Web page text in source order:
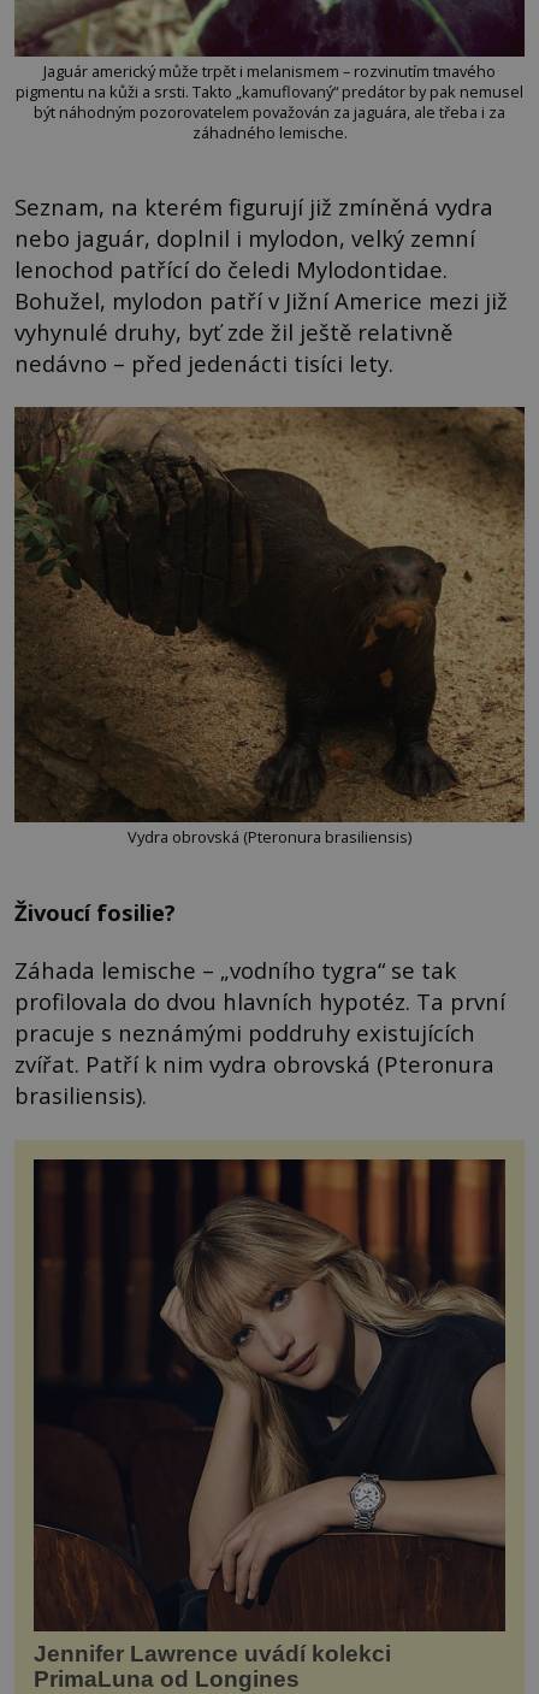
Jaguár americký může trpět i melanismem – rozvinutím tmavého
pigmentu na kůži a srsti. Takto „kamuflovaný“ predátor by pak nemusel
být náhodným pozorovatelem považován za jaguára, ale třeba i za
záhadného lemische.
Seznam, na kterém figurují již zmíněná vydra
nebo jaguár, doplnil i mylodon, velký zemní
lenochod patřící do čeledi Mylodontidae.
Bohužel, mylodon patří v Jižní Americe mezi již
vyhynulé druhy, byť zde žil ještě relativně
nedávno – před jedenácti tisíci lety.
Vydra obrovská (Pteronura brasiliensis)
Živoucí fosilie?
Záhada lemische – „vodního tygra“ se tak
profilovala do dvou hlavních hypotéz. Ta první
pracuje s neznámými poddruhy existujících
zvířat. Patří k nim vydra obrovská (Pteronura
brasiliensis).
Jennifer Lawrence uvádí kolekci
PrimaLuna od Longines